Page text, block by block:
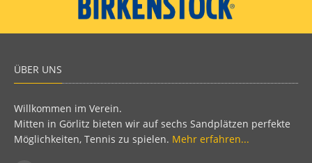
ÜBER UNS
Willkommen im Verein.
Mitten in Görlitz bieten wir auf sechs Sandplätzen perfekte
Möglichkeiten, Tennis zu spielen. Mehr erfahren...